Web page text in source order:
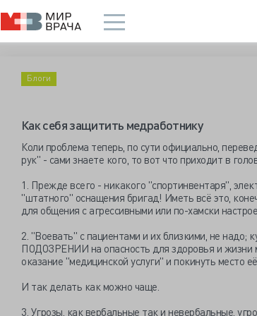
Блоги
Как себя защитить медработнику
Коли проблема теперь, по сути официально,
рук" - сами знаете кого, то вот что приходит в
1. Прежде всего - никакого "спортинвентаря",
"штатного" оснащения бригад! Иметь всё это,
для общения с агрессивными или по-хамски
2. "Воевать" с пациентами и их близкими, не
ПОДОЗРЕНИИ на опасность для здоровья и жизни
оказание "медицинской услуги" и покинуть место
И так делать как можно чаще.
3. Угрозы, как вербальные так и невербальные,